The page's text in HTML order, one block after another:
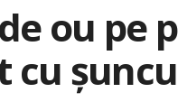
ou pe
cu